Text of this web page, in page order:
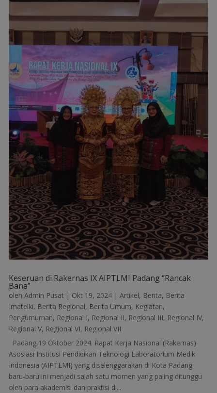
Keseruan di Rakernas IX AIPTLMI Padang “Rancak
Bana”
oleh Admin Pusat | Okt 19, 2024| Artikel, Berita, Berita
Imatelki, Berita Regional, Berita Umum, Kegiatan,
Pengumuman, Regional I, Regional II, Regional III, Regional IV,
Regional V, Regional VI, Regional VII
Padang,19 Oktober 2024. Rapat Kerja Nasional (Rakernas)
Asosiasi Institusi Pendidikan Teknologi Laboratorium Medik
Indonesia (AIPTLMI) yang diselenggarakan di Kota Padang
baru-baru ini menjadi salah satu momen yang paling ditunggu
oleh para akademisi dan praktisi di...